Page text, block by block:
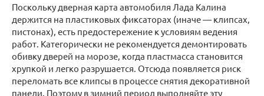
Поскольку дверная карта автомобиля Лада Калина
держится на пластиковых фиксаторах (иначе — клипсах,
пистонах), есть предостережение к условиям ведения
работ. Категорически не рекомендуется демонтировать
обивку дверей на морозе, когда пластмасса становится
хрупкой и легко разрушается. Отсюда появляется риск
переломать все клипсы в процессе снятия декоративной
панели. Поэтому в зимний период выполняйте эту